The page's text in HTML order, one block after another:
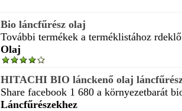
Bio láncfűrész olaj
További termékek a terméklistához
Olaj
HITACHI BIO lánckenő olaj
Share facebook 1 680 a környezetbarát
Láncfűrészekhez